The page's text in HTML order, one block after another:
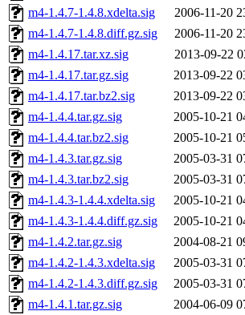
m4-1.4.7-1.4.8.xdelta.sig
2006-11-20
m4-1.4.7-1.4.8.diff.gz.sig
2006-11-20
m4-1.4.17.tar.xz.sig
2013-09-22
m4-1.4.17.tar.gz.sig
2013-09-22
m4-1.4.17.tar.bz2.sig
2013-09-22
m4-1.4.4.tar.gz.sig
2005-10-21
m4-1.4.4.tar.bz2.sig
2005-10-21
m4-1.4.3.tar.gz.sig
2005-03-31
m4-1.4.3.tar.bz2.sig
2005-03-31
m4-1.4.3-1.4.4.xdelta.sig
2005-10-21
m4-1.4.3-1.4.4.diff.gz.sig
2005-10-21
m4-1.4.2.tar.gz.sig
2004-08-21
m4-1.4.2-1.4.3.xdelta.sig
2005-03-31
m4-1.4.2-1.4.3.diff.gz.sig
2005-03-31
m4-1.4.1.tar.gz.sig
2004-06-09